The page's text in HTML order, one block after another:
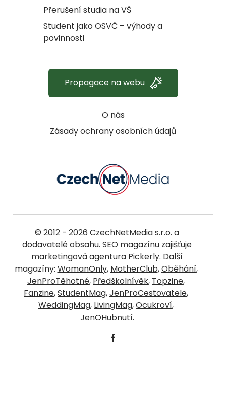
Přerušení studia na VŠ
Student jako OSVČ – výhody a
povinnosti
O nás
Zásady ochrany osobních údajů
Propagace na webu
© 2012 - 2026 CzechNetMedia s.r.o. a
dodavatelé obsahu. SEO magazínu zajišťuje
marketingová agentura Pickerly. Další
magazíny: WomanOnly, MotherClub,Oběhání,
JenProTěhotné, Předškolnívěk, Topzine,
Fanzine,StudentMag,JenProCestovatele,
WeddingMag, LivingMag,Ocukroví,
JenOHubnutí.